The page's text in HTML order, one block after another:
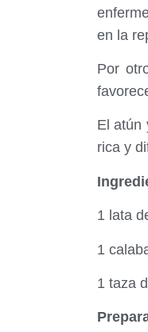
en la
Por
El atún
rica y
1 lata
1
1 taza